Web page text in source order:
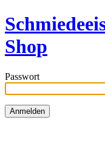
Shop
Passwort